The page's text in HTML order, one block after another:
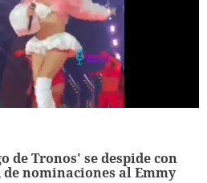
de Tronos' se despide con
de nominaciones al Emmy